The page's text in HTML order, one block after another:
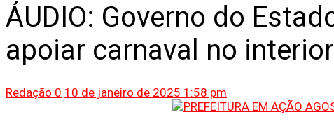
ÁUDIO: Governo do
apoiar carnaval no
Redação 0 10 de janeiro de 2025 1:58 pm